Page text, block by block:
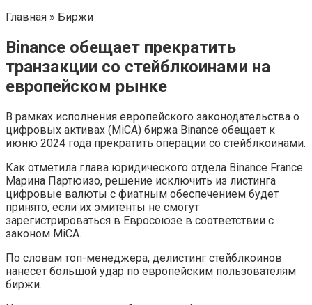
Главная » Биржи
Binance обещает прекратить
транзакции со стейблкоинами на
европейском рынке
В рамках исполнения европейского законодательства о
цифровых активах (MiCA) биржа Binance обещает к
июню 2024 года прекратить операции со стейблкоинами.
Как отметила глава юридического отдела Binance France
Марина Партюизо, решение исключить из листинга
цифровые валюты с фиатным обеспечением будет
принято, если их эмитенты не смогут
зарегистрироваться в Евросоюзе в соответствии с
законом MiCA.
По словам топ-менеджера, делистинг стейблкоинов
нанесет большой удар по европейским пользователям
биржи.